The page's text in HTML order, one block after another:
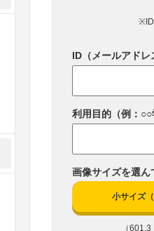
※ID
ID（メールアドレ
利用目的（例：
画像サイズを選ん
小サイズ
（